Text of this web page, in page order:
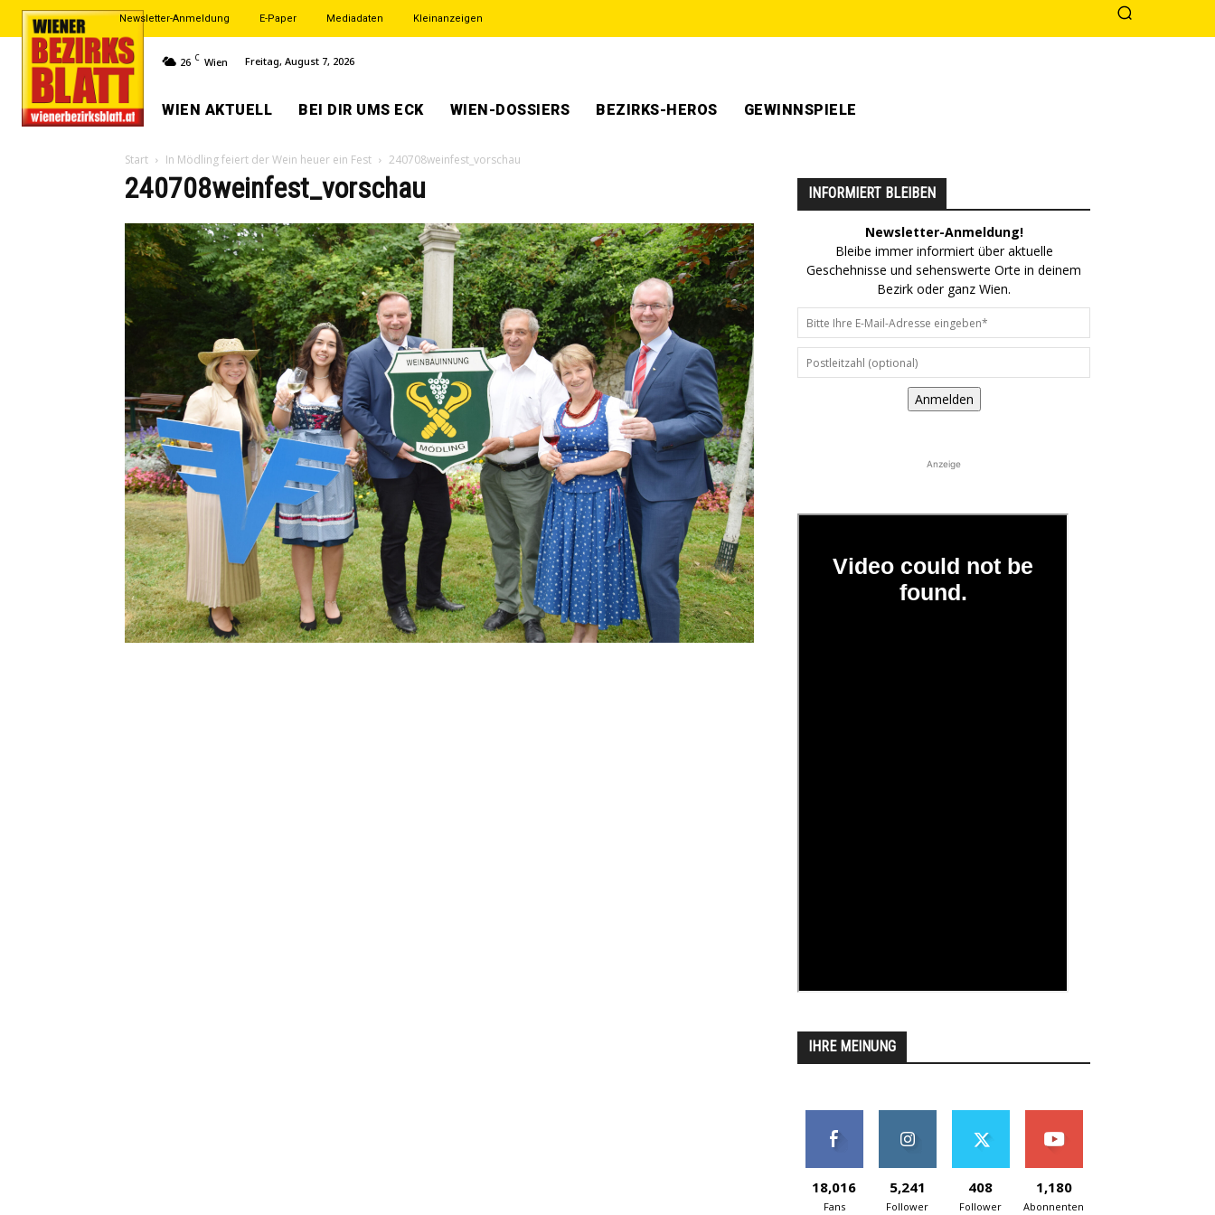
Newsletter-Anmeldung E-Paper Mediadaten Kleinanzeigen
26 C Wien Freitag, August 7, 2026
WIEN AKTUELL BEI DIR UMS ECK WIEN-DOSSIERS BEZIRKS-HEROS GEWINNSPIELE
Start In Mödling feiert der Wein heuer ein Fest 240708weinfest_vorschau
240708weinfest_vorschau INFORMIERT BLEIBEN
Newsletter-Anmeldung!
Bleibe immer informiert über aktuelle
Geschehnisse und sehenswerte Orte in deinem
Bezirk oder ganz Wien.
Anmelden
Anzeige
IHRE MEINUNG
18,016
Fans
5,241
Follower
408
Follower
1,180
Abonnenten